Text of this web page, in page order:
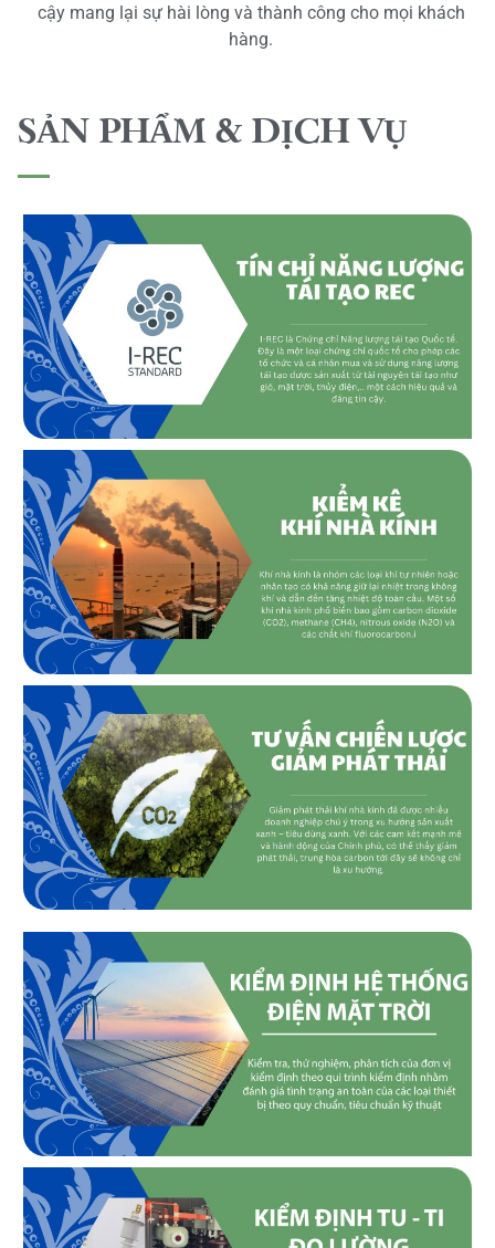
cậy mang lại sự hài lòng và thành công cho mọi khách
hàng.
SẢN PHẨM & DỊCH VỤ